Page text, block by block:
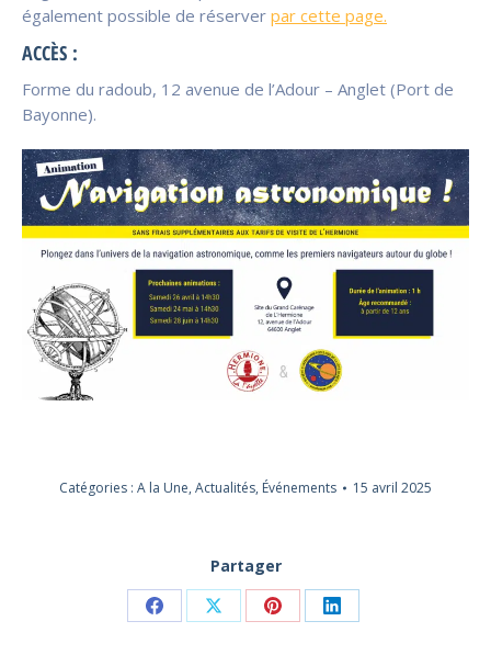
également possible de réserver par cette page.
ACCÈS :
Forme du radoub, 12 avenue de l’Adour – Anglet (Port de
Bayonne).
Catégories : A la Une, Actualités, Événements 15 avril 2025
Partager
PartagerPartagerPartagerPartager